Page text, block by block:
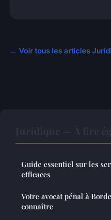
← Voir tous les articles
Guide essentiel sur les
efficaces
Votre avocat pénal à
connaître